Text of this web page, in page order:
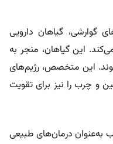
گوارشی، گیاهان دارویی
می‌کند. این گیاهان، منجر به
این متخصص، رژیم‌های
و چرب را نیز برای تقویت
درمان‌های طبیعی